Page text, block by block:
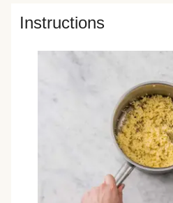
Instructions